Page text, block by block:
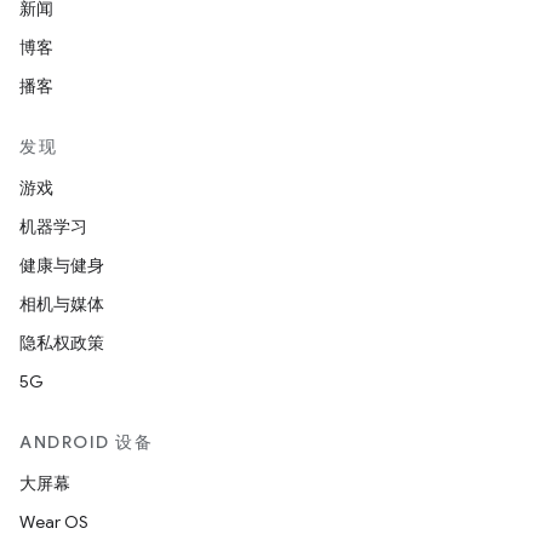
新闻
博客
播客
发现
游戏
机器学习
健康与健身
相机与媒体
隐私权政策
5G
ANDROID 设备
大屏幕
Wear OS